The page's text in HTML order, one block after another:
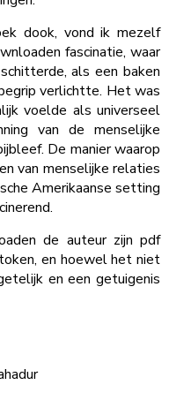
dook, vond ik mezelf
fascinatie, waar
als een baken
verlichtte. Het was
voelde als universeel
van de menselijke
De manier waarop
van menselijke relaties
Amerikaanse setting
de auteur zijn pdf
en hoewel het niet
en een getuigenis